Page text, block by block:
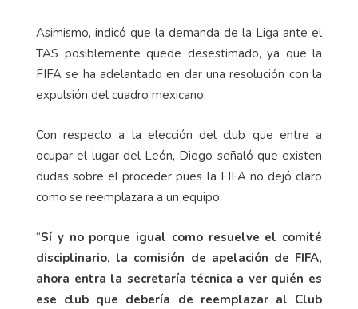
Asimismo, indicó que la demanda de la Liga ante el
TAS posiblemente quede desestimado, ya que la
FIFA se ha adelantado en dar una resolución con la
expulsión del cuadro mexicano.
Con respecto a la elección del club que entre a
ocupar el lugar del León, Diego señaló que existen
dudas sobre el proceder pues la FIFA no dejó claro
como se reemplazara a un equipo.
“Sí y no porque igual como resuelve el comité
disciplinario, la comisión de apelación de FIFA,
ahora entra la secretaría técnica a ver quién es
ese club que debería de reemplazar al Club